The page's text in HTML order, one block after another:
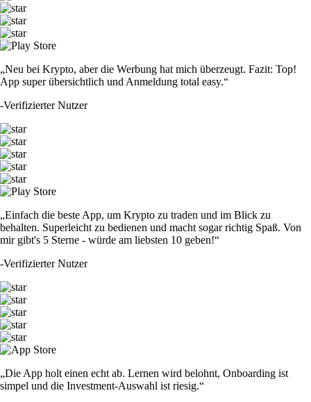
„Neu bei Krypto, aber die Werbung hat mich überzeugt. Fazit: Top!
App super übersichtlich und Anmeldung total easy.“
-Verifizierter Nutzer
„Einfach die beste App, um Krypto zu traden und im Blick zu
behalten. Superleicht zu bedienen und macht sogar richtig Spaß. Von
mir gibt's 5 Sterne - würde am liebsten 10 geben!“
-Verifizierter Nutzer
„Die App holt einen echt ab. Lernen wird belohnt, Onboarding ist
simpel und die Investment-Auswahl ist riesig.“